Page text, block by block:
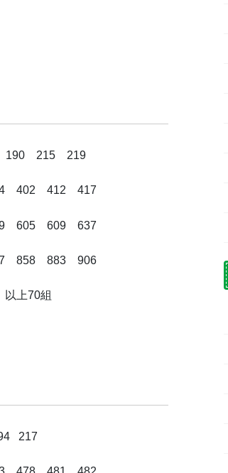
215 219
402 412 417
605 609 637
858 883 906
上70組
217